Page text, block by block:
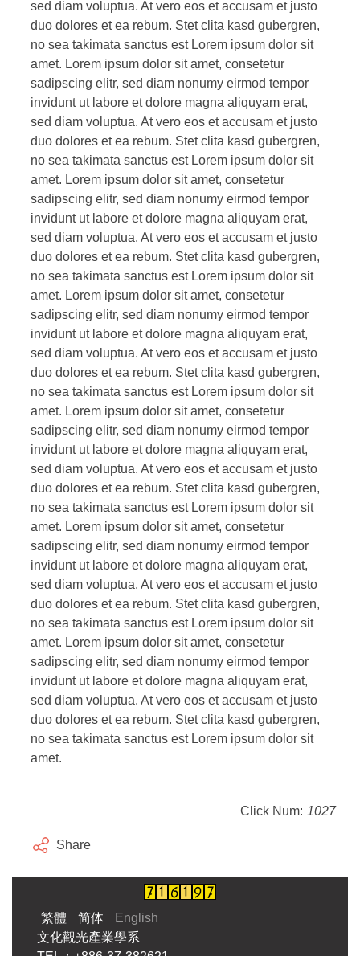
sed diam voluptua. At vero eos et accusam et justo
duo dolores et ea rebum. Stet clita kasd gubergren,
no sea takimata sanctus est Lorem ipsum dolor sit
amet. Lorem ipsum dolor sit amet, consetetur
sadipscing elitr, sed diam nonumy eirmod tempor
invidunt ut labore et dolore magna aliquyam erat,
sed diam voluptua. At vero eos et accusam et justo
duo dolores et ea rebum. Stet clita kasd gubergren,
no sea takimata sanctus est Lorem ipsum dolor sit
amet. Lorem ipsum dolor sit amet, consetetur
sadipscing elitr, sed diam nonumy eirmod tempor
invidunt ut labore et dolore magna aliquyam erat,
sed diam voluptua. At vero eos et accusam et justo
duo dolores et ea rebum. Stet clita kasd gubergren,
no sea takimata sanctus est Lorem ipsum dolor sit
amet. Lorem ipsum dolor sit amet, consetetur
sadipscing elitr, sed diam nonumy eirmod tempor
invidunt ut labore et dolore magna aliquyam erat,
sed diam voluptua. At vero eos et accusam et justo
duo dolores et ea rebum. Stet clita kasd gubergren,
no sea takimata sanctus est Lorem ipsum dolor sit
amet. Lorem ipsum dolor sit amet, consetetur
sadipscing elitr, sed diam nonumy eirmod tempor
invidunt ut labore et dolore magna aliquyam erat,
sed diam voluptua. At vero eos et accusam et justo
duo dolores et ea rebum. Stet clita kasd gubergren,
no sea takimata sanctus est Lorem ipsum dolor sit
amet. Lorem ipsum dolor sit amet, consetetur
sadipscing elitr, sed diam nonumy eirmod tempor
invidunt ut labore et dolore magna aliquyam erat,
sed diam voluptua. At vero eos et accusam et justo
duo dolores et ea rebum. Stet clita kasd gubergren,
no sea takimata sanctus est Lorem ipsum dolor sit
amet. Lorem ipsum dolor sit amet, consetetur
sadipscing elitr, sed diam nonumy eirmod tempor
invidunt ut labore et dolore magna aliquyam erat,
sed diam voluptua. At vero eos et accusam et justo
duo dolores et ea rebum. Stet clita kasd gubergren,
no sea takimata sanctus est Lorem ipsum dolor sit
amet.
Click Num: 1027
Share
繁體 简体
English
文化觀光產業學系